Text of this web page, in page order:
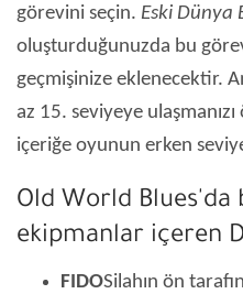
görevini seçin. Eski Dünya
oluşturduğunuzda bu
geçmişinize eklenecektir.
az 15. seviyeye
içeriğe oyunun erken
Old World Blues'da
ekipmanlar içeren
FIDOSilahın ön